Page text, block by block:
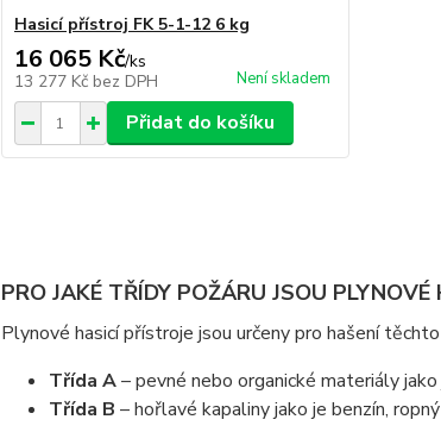
Hasicí přístroj FK 5-1-12 6 kg
16 065 Kč/ks
13 277 Kč bez DPH Není skladem
Přidat do košíku
PRO JAKÉ TŘÍDY POŽÁRU JSOU PLYNOVÉ
Plynové hasicí přístroje jsou určeny pro hašení
Třída A– pevné nebo organické materiály
Třída B – hořlavé kapaliny jako je benzín,